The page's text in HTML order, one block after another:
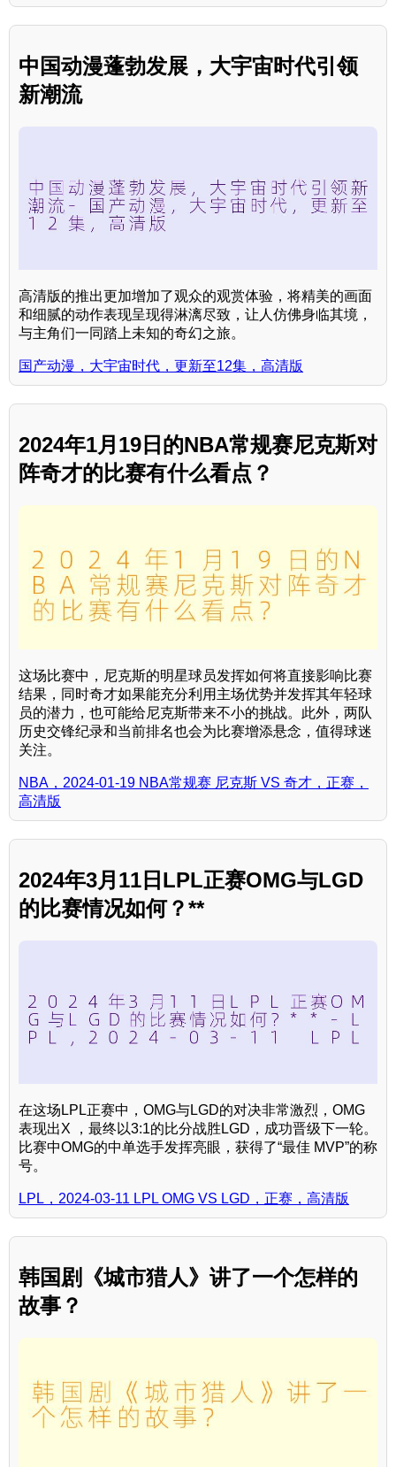
中国动漫蓬勃发展，大宇宙时代引领
新潮流
高清版的推出更加增加了观众的观赏体验，将精美的画面
和细腻的动作表现呈现得淋漓尽致，让人仿佛身临其境，
与主角们一同踏上未知的奇幻之旅。
国产动漫，大宇宙时代，更新至12集，高清版
2024年1月19日的NBA常规赛尼克斯对
阵奇才的比赛有什么看点？
这场比赛中，尼克斯的明星球员发挥如何将直接影响比赛
结果，同时奇才如果能充分利用主场优势并发挥其年轻球
员的潜力，也可能给尼克斯带来不小的挑战。此外，两队
历史交锋纪录和当前排名也会为比赛增添悬念，值得球迷
关注。
NBA，2024-01-19 NBA常规赛 尼克斯 VS 奇才，正赛，
高清版
2024年3月11日LPL正赛OMG与LGD
的比赛情况如何？**
在这场LPL正赛中，OMG与LGD的对决非常激烈，OMG
表现出X ，最终以3:1的比分战胜LGD，成功晋级下一轮。
比赛中OMG的中单选手发挥亮眼，获得了“最佳 MVP”的称
号。
LPL，2024-03-11 LPL OMG VS LGD，正赛，高清版
韩国剧《城市猎人》讲了一个怎样的
故事？